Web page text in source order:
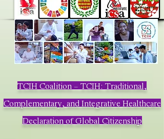
TCIH Coalition – TCIH: Traditional,
Complementary, and Integrative Healthcare
Declaration of Global Citizenship